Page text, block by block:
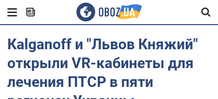
Кalganoff и "Львов Княжий"
открыли VR-кабинеты для
лечения ПТСР в пяти